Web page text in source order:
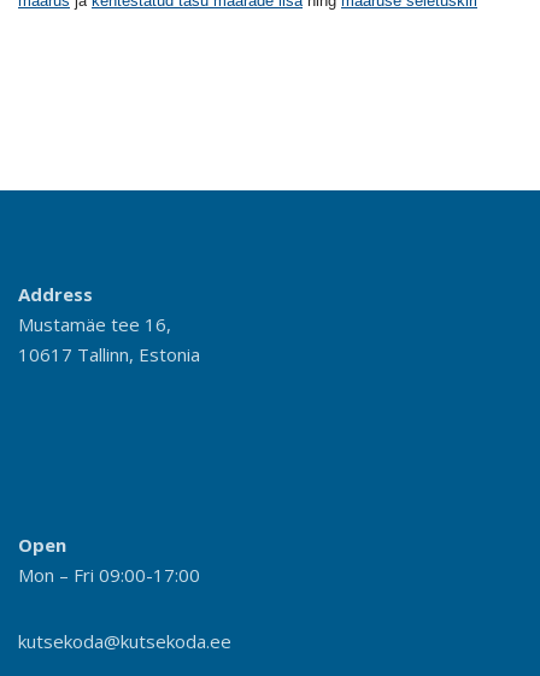
Address
Mustamäe tee 16,
10617 Tallinn, Estonia
Open
Mon – Fri 09:00-17:00
kutsekoda@kutsekoda.ee